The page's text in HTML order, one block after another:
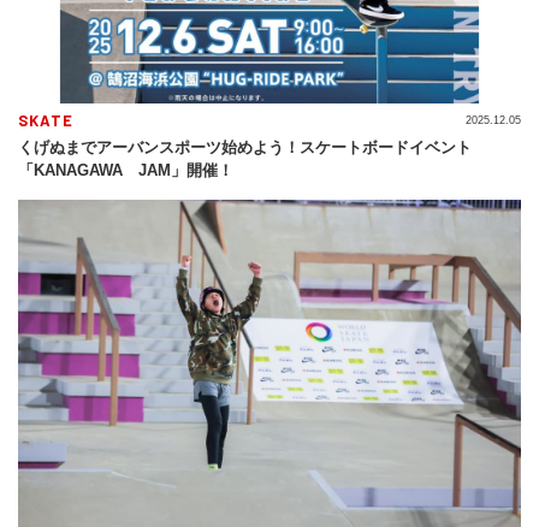
SKATE
くげぬまでアーバンスポーツ始めよう！スケートボードイベント
「KANAGAWA JAM」開催！
2025.12.05